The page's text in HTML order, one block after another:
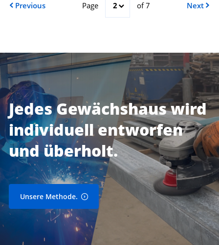
Previous Page 2 of 7 Next
Jedes Gewächshaus wird
individuell entworfen
und überholt.
Unsere Methode.